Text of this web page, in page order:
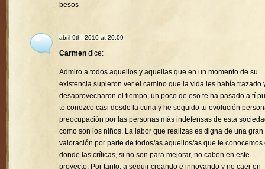
besos
abril 9th, 2010 at 20:09
Carmen dice:
Admiro a todos aquellos y aquellas que en un momento de su
existencia supieron ver el camino que la vida les había trazado
desaprovecharon el tiempo, un poco de eso te ha pasado a tí
te conozco casi desde la cuna y he seguido tu evolución
preocupación por las personas más indefensas de esta
como son los niños. La labor que realizas es digna de una gran
valoración por parte de todos/as aquellos/as que te conocemos
donde las críticas, si no son para mejorar, no caben en este
proyecto. Por tanto, a seguir creando e innovando y no caer en